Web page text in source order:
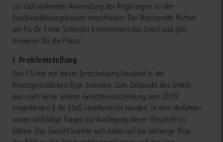
zur rückwirkenden Anwendung der Regelungen zu den
Fondsetablierungskosten entschieden. Der Vorsitzende Richter
am FG Dr. Frank Schindler kommentiert das Urteil und gibt
Hinweise für die Praxis:
I. Problemstellung
Das FG hat mit dieser Entscheidung Neuland in der
finanzgerichtlichen Rspr. betreten. Zum Zeitpunkt des Urteils
war noch keine andere Gerichtsentscheidung zum 2019
eingeführten § 6e EStG veröffentlicht worden. In dem Verfahren
waren vielfältige Fragen zur Auslegung dieser Vorschrift zu
klären. Das Gericht konnte sich dabei auf die bisherige Rspr.